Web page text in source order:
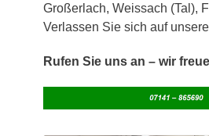
Großerlach, Weissach (Tal),
Verlassen Sie sich auf
Rufen Sie uns an – wir